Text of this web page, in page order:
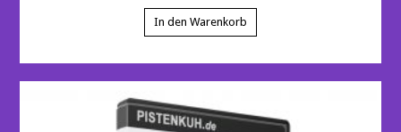
In den Warenkorb